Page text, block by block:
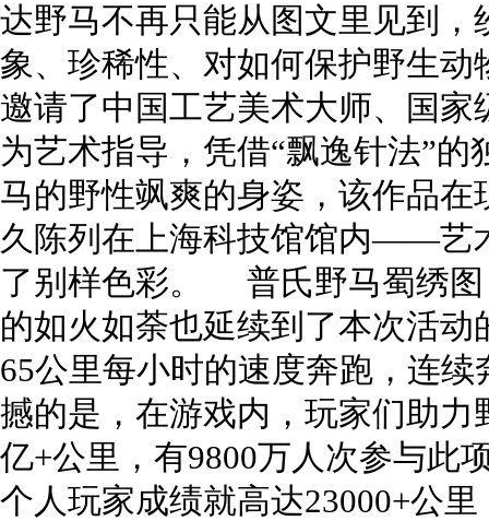
达野马不再只能从图文里见到
象、珍稀性、对如何保护野生
邀请了中国工艺美术大师、国
为艺术指导，凭借“飘逸针法”
马的野性飒爽的身姿，该作品
久陈列在上海科技馆馆内——艺
了别样色彩。 普氏野马蜀绣
的如火如荼也延续到了本次活
65公里每小时的速度奔跑，连
撼的是，在游戏内，玩家们助
亿+公里，有9800万人次参与此
个人玩家成绩就高达23000+公